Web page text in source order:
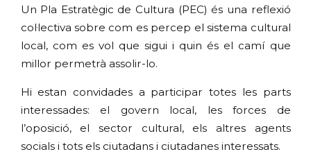
Un Pla Estratègic de Cultura (PEC) és una reflexió
col·lectiva sobre com es percep el sistema cultural
local, com es vol que sigui i quin és el camí que
millor permetrà assolir-lo.
Hi estan convidades a participar totes les parts
interessades: el govern local, les forces de
l’oposició, el sector cultural, els altres agents
socials i tots els ciutadans i ciutadanes interessats.